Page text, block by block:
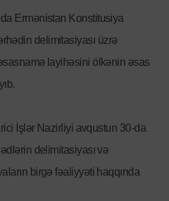
Ermənistan Konstitusiya
delimitasiyası üzrə
layihəsini ölkənin əsas
İşlər Nazirliyi avqustun 30-da
delimitasiyası və
birgə fəaliyyəti haqqında